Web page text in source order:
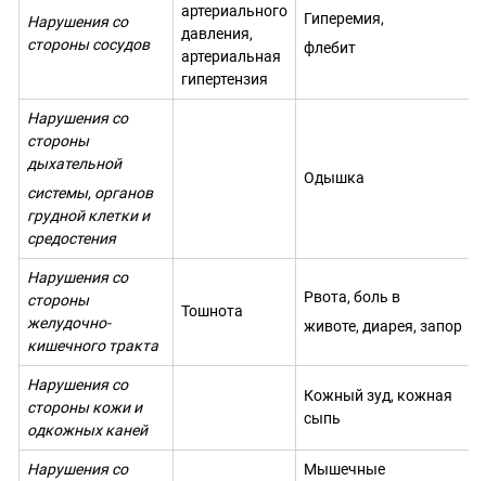
Нарушения со
сторонысосудов
артериального
давления,
артериальная
гипертензия
Гиперемия,
флебит
Нарушения со
стороны
дыхательной
системы, органов
грудной клетки и
средостения
Одышка
Нарушения со
стороны
желудочно-
кишечного тракта
Тошнота
Рвота, боль в
животе, диарея, запор
Нарушения со
стороны кожи и
одкожных каней
Кожный зуд, кожная
сыпь
Нарушения со
Мышечные